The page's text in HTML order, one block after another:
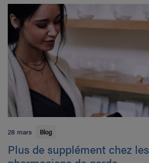
28 mars Blog
Plus de supplément chez les